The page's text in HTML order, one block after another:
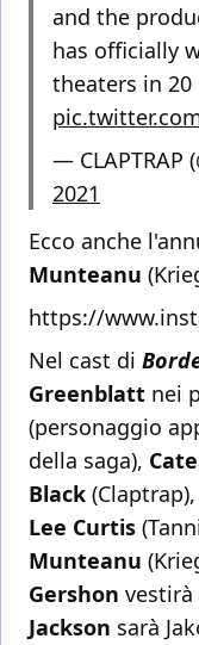
and the
has officially
theaters in
— CLAPTRAP
2021
Ecco anche
Munteanu
https://
Nel cast di
Greenblatt nei
(personaggio
della saga),
Black (Claptrap),
Lee Curtis
Munteanu
Gershon
Jackson sarà